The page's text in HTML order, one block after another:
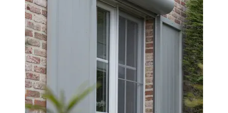
Vos disponibilités